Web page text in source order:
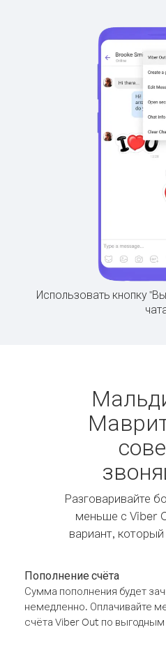
Использовать кнопку
Разговаривайте
меньше с Viber
вариант,
Пополнение счёта
Сумма пополнения будет
немедленно. Оплачивайте
счёта Viber Out по